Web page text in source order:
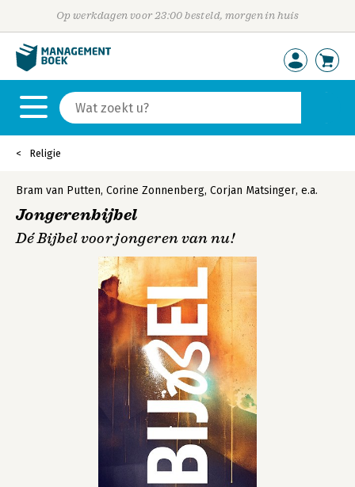
Op werkdagen voor 23:00 besteld, morgen in huis
Religie
Bram van Putten, Corine Zonnenberg, Corjan Matsinger, e.a.
Jongerenbijbel
Dé Bijbel voor jongeren van nu!